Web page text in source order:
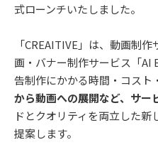
式ローンチいたしました。
「CREAITIVE」は、動画制
画・バナー制作サービス「AI
告制作にかかる時間・コスト
から動画への展開など、サー
ドとクオリティを両立した
提案します。